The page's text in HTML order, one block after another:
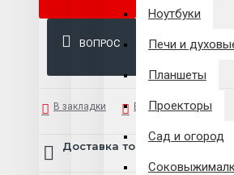
Ноутбуки
Печи и
Планшеты
Проекторы
Сад и огород
ВОПРОС
В закладки В сравнение
Доставка товара по всему